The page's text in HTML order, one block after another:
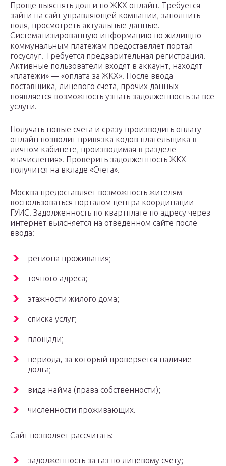
Проще выяснять долги по ЖКХ онлайн. Требуется
зайти на сайт управляющей компании, заполнить
поля, просмотреть актуальные данные.
Систематизированную информацию по жилищно
коммунальным платежам предоставляет портал
госуслуг. Требуется предварительная регистрация.
Активные пользователи входят в аккаунт, находят
«платежи» — «оплата за ЖКХ». После ввода
поставщика, лицевого счета, прочих данных
появляется возможность узнать задолженность за все
услуги.
Получать новые счета и сразу производить оплату
онлайн позволит привязка кодов плательщика в
личном кабинете, производимая в разделе
«начисления». Проверить задолженность ЖКХ
получится на вкладе «Счета».
Москва предоставляет возможность жителям
воспользоваться порталом центра координации
ГУИС. Задолженность по квартплате по адресу через
интернет выясняется на отведенном сайте после
ввода:
региона проживания;
точного адреса;
этажности жилого дома;
списка услуг;
площади;
периода, за который проверяется наличие
долга;
вида найма (права собственности);
численности проживающих.
Сайт позволяет рассчитать:
задолженность за газ по лицевому счету;